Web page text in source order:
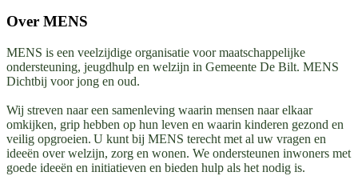
Over MENS
MENS is een veelzijdige organisatie voor maatschappelijke
ondersteuning, jeugdhulp en welzijn in Gemeente De Bilt. MENS
Dichtbij voor jong en oud.
Wij streven naar een samenleving waarin mensen naar elkaar
omkijken, grip hebben op hun leven en waarin kinderen gezond en
veilig opgroeien. U kunt bij MENS terecht met al uw vragen en
ideeën over welzijn, zorg en wonen. We ondersteunen inwoners met
goede ideeën en initiatieven en bieden hulp als het nodig is.